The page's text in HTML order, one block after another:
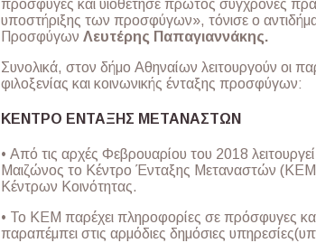
πρόσφυγες και υιοθέτησε πρώτος σύγχρονες
υποστήριξης των προσφύγων», τόνισε ο
Προσφύγων Λευτέρης Παπαγιαννάκης.
Συνολικά, στον δήμο Αθηναίων λειτουργούν οι
φιλοξενίας και κοινωνικής ένταξης προσφύγων:
ΚΕΝΤΡΟ ΕΝΤΑΞΗΣ ΜΕΤΑΝΑΣΤΩΝ
• Από τις αρχές Φεβρουαρίου του 2018
Μαιζώνος το Κέντρο Ένταξης Μεταναστών
Κέντρων Κοινότητας.
• Το ΚΕΜ παρέχει πληροφορίες σε πρόσφυγες και
παραπέμπει στις αρμόδιες δημόσιες